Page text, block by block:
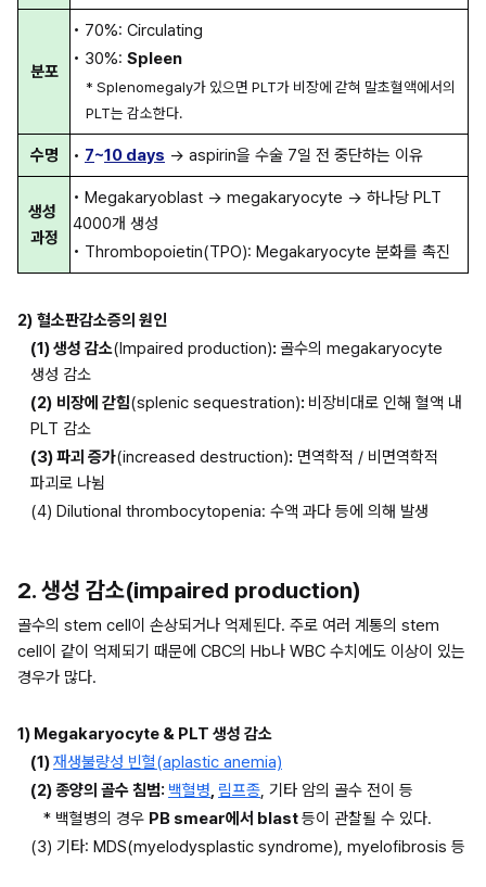
분포
• 70%: Circulating
• 30%: Spleen
* Splenomegaly가 있으면 PLT가 비장에 갇혀 말초혈액에서의
PLT는 감소한다.
수명 • 7~10 days → aspirin을 수술 7일 전 중단하는 이유
생성
과정
• Megakaryoblast → megakaryocyte → 하나당 PLT
4000개 생성
• Thrombopoietin(TPO): Megakaryocyte 분화를 촉진
2) 혈소판감소증의 원인
(1) 생성 감소(Impaired production): 골수의 megakaryocyte
생성 감소
(2) 비장에 갇힘(splenic sequestration): 비장비대로 인해 혈액 내
PLT 감소
(3) 파괴 증가(increased destruction): 면역학적 / 비면역학적
파괴로 나뉨
(4) Dilutional thrombocytopenia: 수액 과다 등에 의해 발생
2. 생성 감소(impaired production)
골수의 stem cell이 손상되거나 억제된다. 주로 여러 계통의 stem
cell이 같이 억제되기 때문에 CBC의 Hb나 WBC 수치에도 이상이 있는
경우가 많다.
1) Megakaryocyte & PLT 생성 감소
(1) 재생불량성 빈혈(aplastic anemia)
(2) 종양의 골수 침범: 백혈병 림프종 , 기타 암의 골수 전이 등
* 백혈병의 경우 PB smear에서 blast 등이 관찰될 수 있다.
(3) 기타: MDS(myelodysplastic syndrome), myelofibrosis 등